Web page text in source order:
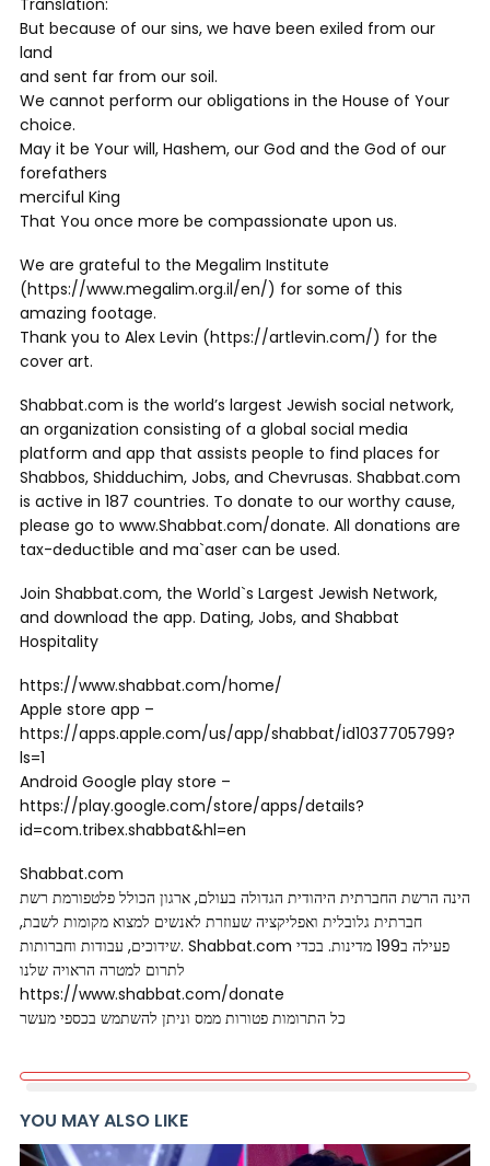
Translation:
But because of our sins, we have been exiled from our
land
and sent far from our soil.
We cannot perform our obligations in the House of Your
choice.
May it be Your will, Hashem, our God and the God of our
forefathers
merciful King
That You once more be compassionate upon us.
We are grateful to the Megalim Institute
(https://www.megalim.org.il/en/) for some of this
amazing footage.
Thank you to Alex Levin (https://artlevin.com/) for the
cover art.
Shabbat.com is the world’s largest Jewish social network,
an organization consisting of a global social media
platform and app that assists people to find places for
Shabbos, Shidduchim, Jobs, and Chevrusas. Shabbat.com
is active in 187 countries. To donate to our worthy cause,
please go to www.Shabbat.com/donate. All donations are
tax-deductible and ma`aser can be used.
Join Shabbat.com, the World`s Largest Jewish Network,
and download the app. Dating, Jobs, and Shabbat
Hospitality
https://www.shabbat.com/home/
Apple store app –
https://apps.apple.com/us/app/shabbat/id1037705799?
ls=1
Android Google play store –
https://play.google.com/store/apps/details?
id=com.tribex.shabbat&hl=en
Shabbat.com
הינה הרשת החברתית היהודית הגדולה בעולם, ארגון הכולל פלטפורמת רשת
חברתית גלובלית ואפליקציה שעוזרת לאנשים למצוא מקומות לשבת,
שידוכים, עבודות וחברותות. Shabbat.com פעילה ב199 מדינות. בכדי
לתרום למטרה הראויה שלנו
https://www.shabbat.com/donate
כל התרומות פטורות ממס וניתן להשתמש בכספי מעשר
YOU MAY ALSO LIKE